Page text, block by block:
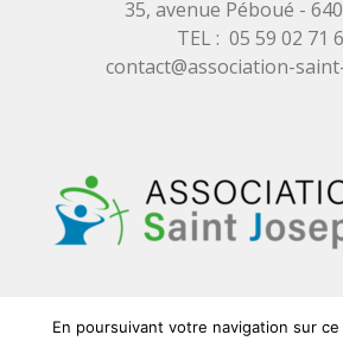
35, avenue Péboué -
TEL : 05 59 02 71
contact@association-
En poursuivant votre navigation sur